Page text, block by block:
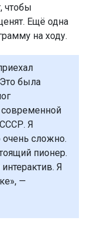
чтобы
Ещё одна
на ходу.
была
современной
Я
сложно.
пионер.
Я
—